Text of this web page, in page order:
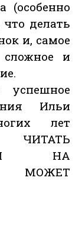
(особенно
делать
и, самое
и
Ильи
лет
ЧИТАТЬ
НА
МОЖЕТ